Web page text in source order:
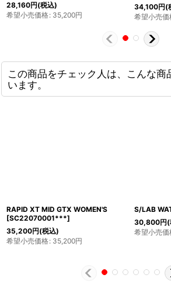
円(税込)
望小売価格: 35,200円
34,100円(税
希望小売価格:
この商品をチェック人は、こんな商
います。
RAPID XT MID GTX WOMEN'S
[SC22070001***]
35,200円(税込)
希望小売価格: 35,200円
S/LAB
30,800円
希望小売価